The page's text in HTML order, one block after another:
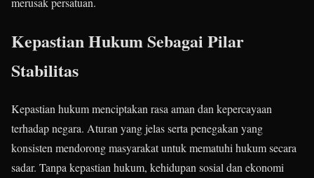
Kepastian Hukum Sebagai Pilar
Stabilitas
Kepastian hukum menciptakan rasa aman dan kepercayaan
terhadap negara. Aturan yang jelas serta penegakan yang
konsisten mendorong masyarakat untuk mematuhi hukum secara
sadar. Tanpa kepastian hukum, kehidupan sosial dan ekonomi